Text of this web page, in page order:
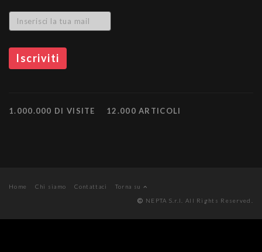
1.000.000 DI VISITE 12.000 ARTICOLI
Home Chi siamo Contattaci
Torna su
NEPTA S.r.l. All Rights Reserved.